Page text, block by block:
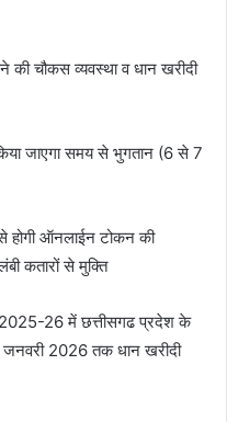
चौकस व्यवस्था व धान खरीदी
जाएगा समय से भुगतान (6 से 7
होगी ऑनलाईन टोकन की
कतारों से मुक्ति
2025-26 में छत्तीसगढ प्रदेश के
2026 तक धान खरीदी